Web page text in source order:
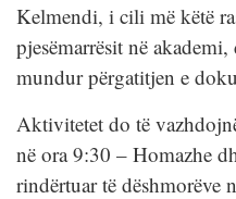
Kelmendi, i cili më këtë
pjesëmarrësit në
mundur përgatitjen e
Aktivitetet do të
në ora 9:30 – Homazhe
rindërtuar të dëshmorëve